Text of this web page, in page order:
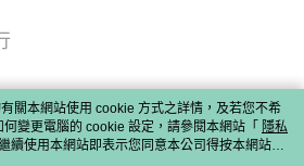
關本網站使用 cookie 方式之詳情，及若您不希
變更電腦的 cookie 設定，請參閱本網站「 隱私
續使用本網站即表示您同意本公司得按本網站使